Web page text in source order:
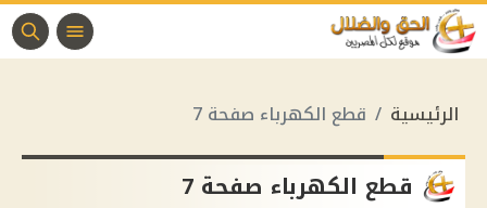
الرئيسية قطع الكهرباء صفحة 7
قطع الكهرباء صفحة 7